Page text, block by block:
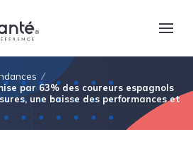
par 63% des coureurs espagnols
une baisse des performances et